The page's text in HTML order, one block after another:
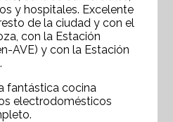
y hospitales. Excelente
de la ciudad y con el
con la Estación
AVE) y con la Estación
fantástica cocina
electrodomésticos